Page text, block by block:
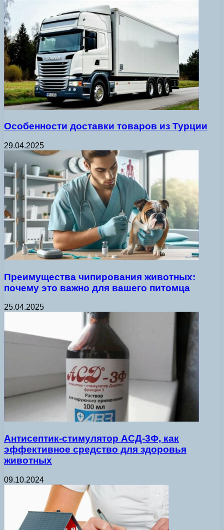
Особенности доставки товаров из Турции
29.04.2025
Преимущества чипирования животных:
почему это важно для вашего питомца
25.04.2025
Антисептик-стимулятор АСД-3Ф, как
эффективное средство для здоровья
животных
09.10.2024